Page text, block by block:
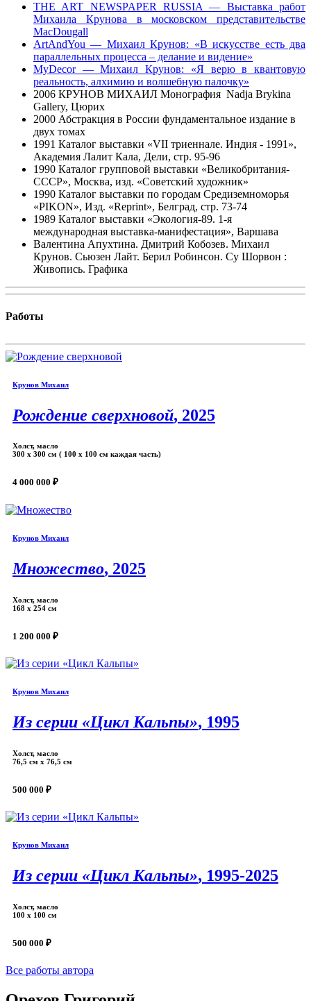
THE ART NEWSPAPER RUSSIA — Выставка работ
Михаила Крунова в московском представительстве
MacDougall
ArtAndYou — Михаил Крунов: «В искусстве есть два
параллельных процесса – делание и видение»
MyDecor — Михаил Крунов: «Я верю в квантовую
реальность, алхимию и волшебную палочку»
2006 КРУНОВ МИХАИЛ Монография Nadja Brykina
Gallery, Цюрих
2000 Абстракция в России фундаментальное издание в
двух томах
1991 Каталог выставки «VII триеннале. Индия - 1991»,
Академия Лалит Кала, Дели, стр. 95-96
1990 Каталог групповой выставки «Великобритания-
СССР», Москва, изд. «Советский художник»
1990 Каталог выставки по городам Средиземноморья
«PIKON», Изд. «Reprint», Белград, стр. 73-74
1989 Каталог выставки «Экология-89. 1-я
международная выставка-манифестация», Варшава
Валентина Апухтина. Дмитрий Кобозев. Михаил
Крунов. Сьюзен Лайт. Берил Робинсон. Су Шорвон :
Живопись. Графика
Работы
Крунов Михаил
Рождение сверхновой, 2025
Холст, масло
300 х 300 см ( 100 х 100 см каждая часть)
4 000 000 ₽
Крунов Михаил
Множество, 2025
Холст, масло
168 х 254 см
1 200 000 ₽
Крунов Михаил
Из серии «Цикл Кальпы», 1995
Холст, масло
76,5 см х 76,5 см
500 000 ₽
Крунов Михаил
Из серии «Цикл Кальпы», 1995-2025
Холст, масло
100 х 100 см
500 000 ₽
Все работы автора